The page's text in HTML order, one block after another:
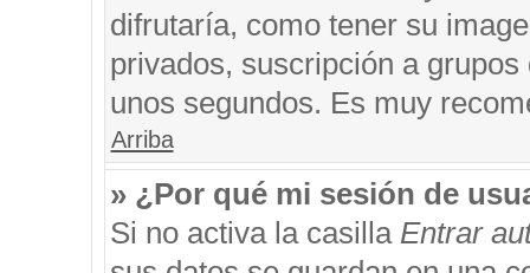
difrutaría, como tener su
privados, suscripción a
unos segundos. Es muy
Arriba
» ¿Por qué mi sesión de
Si no activa la casilla Entrar